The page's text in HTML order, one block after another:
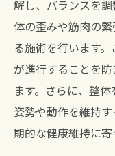
解し、バランスを
体の歪みや筋肉の
る施術を行います
が進行することを
ます。さらに、整
姿勢や動作を維持
期的な健康維持に寄